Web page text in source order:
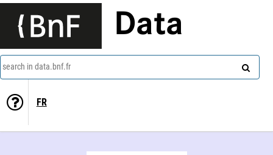
Data
search in data.bnf.fr
FR